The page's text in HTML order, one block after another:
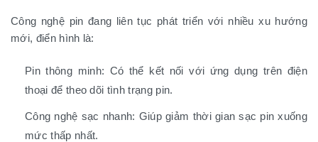
Công nghệ pin đang liên tục phát triển với nhiều xu hướng
mới, điển hình là:
Pin thông minh: Có thể kết nối với ứng dụng trên điện
thoại để theo dõi tình trạng pin.
Công nghệ sạc nhanh: Giúp giảm thời gian sạc pin xuống
mức thấp nhất.